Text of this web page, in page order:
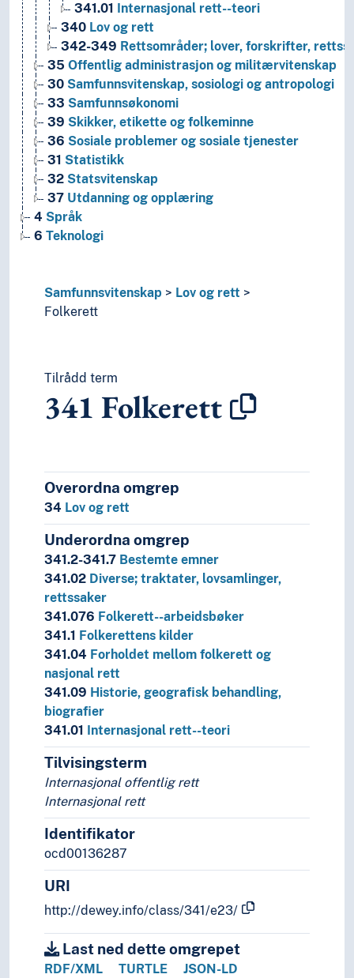
341.01
Internasjonal rett--teori
340 Lov og rett
342-349 Rettsområder; lover, forskrifter,
35 Offentlig administrasjon og militærvitenskap
30 Samfunnsvitenskap, sosiologi og antropologi
33 Samfunnsøkonomi
39 Skikker, etikette og folkeminne
36 Sosiale problemer og sosiale tjenester
31 Statistikk
32 Statsvitenskap
37 Utdanning og opplæring
4 Språk
6 Teknologi
Samfunnsvitenskap
Lov og rett
Folkerett
Tilrådd term
341 Folkerett
Overordna omgrep
34 Lov og rett
Underordna omgrep
341.2-341.7 Bestemte emner
341.02 Diverse; traktater, lovsamlinger,
rettssaker
341.076 Folkerett--arbeidsbøker
341.1 Folkerettens kilder
341.04 Forholdet mellom folkerett og
nasjonal rett
341.09 Historie, geografisk behandling,
biografier
341.01
Internasjonal rett--teori
Tilvisingsterm
Internasjonal offentlig rett
Internasjonal rett
Identifikator
ocd00136287
URI
http://dewey.info/class/341/e23/
Last ned dette omgrepet
RDF/XML TURTLE JSON-LD